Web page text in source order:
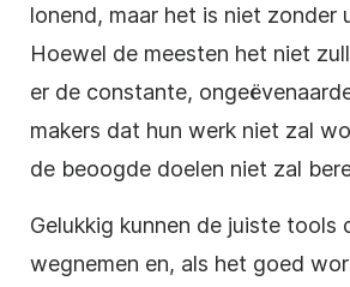
lonend, maar het is niet zonder
Hoewel de meesten het niet
er de constante,
makers dat hun werk niet zal
de beoogde doelen niet zal
Gelukkig kunnen de juiste tools
wegnemen en, als het goed